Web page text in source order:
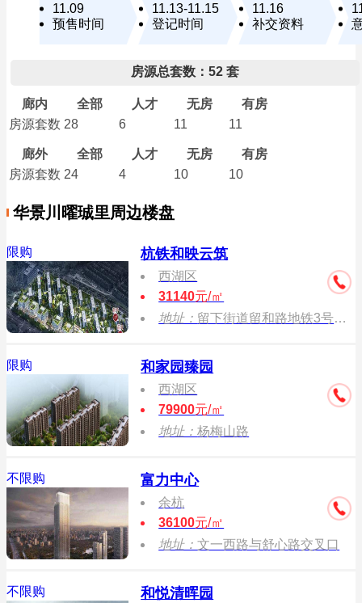
11.09
预售时间
11.13-11.15
登记时间
11.16
补交资料
房源总套数：52 套
廊内 全部 人才 无房
有房
房源套数 28 6 11 11
廊外 全部 人才 无房
有房
房源套数 24 4 10 10
华景川曜珹里周边楼盘
限购 杭铁和映云筑
西湖区
31140元/㎡
地址： 留下街道留和路地铁3号线小和山站
限购 和家园臻园
西湖区
79900元/㎡
地址：杨梅山路
不限购 富力中心
余杭
36100元/㎡
地址：文一西路与舒心路交叉口
不限购 和悦清晖园